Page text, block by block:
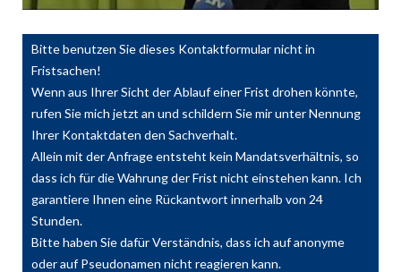
Bitte benutzen Sie dieses Kontaktformular nicht in
Fristsachen!
Wenn aus Ihrer Sicht der Ablauf einer Frist drohen könnte,
rufen Sie mich jetzt an und schildern Sie mir unter Nennung
Ihrer Kontaktdaten den Sachverhalt.
Allein mit der Anfrage entsteht kein Mandatsverhältnis, so
dass ich für die Wahrung der Frist nicht einstehen kann. Ich
garantiere Ihnen eine Rückantwort innerhalb von 24
Stunden.
Bitte haben Sie dafür Verständnis, dass ich auf anonyme
oder auf Pseudonamen nicht reagieren kann.